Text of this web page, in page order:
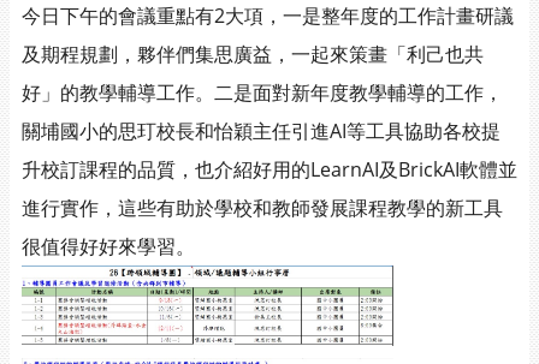
今日下午的會議重點有2大項，一是整年度的工作計畫研議
及期程規劃，夥伴們集思廣益，一起來策畫「利己也共
好」的教學輔導工作。二是面對新年度教學輔導的工作，
關埔國小的思玎校長和怡穎主任引進AI等工具協助各校提
升校訂課程的品質，也介紹好用的LearnAI及BrickAI軟體並
進行實作，這些有助於學校和教師發展課程教學的新工具
很值得好好來學習。